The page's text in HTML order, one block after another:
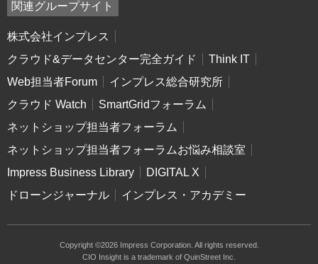
関連グループサイト
株式会社インプレス
クラウド&データセンター完全ガイド
Think IT
Web担当者Forum
インプレス総合研究所
クラウド Watch
SmartGridフォーラム
ネットショップ担当者フォーラム
ネットショップ担当者フォーラムお悩み相談室
Impress Business Library
DIGITAL X
ドローンジャーナル
インプレス・アカデミー
Copyright ©2026 Impress Corporation. All rights reserved.
CIO Insight is a trademark of QuinStreet Inc.